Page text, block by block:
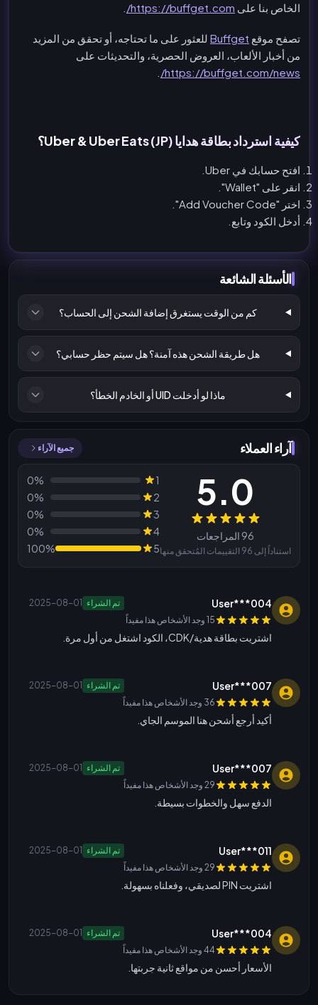
الخاص بنا على https://buffget.com/
تصفح موقع Buffget للعثور على ما تحتاجه، أو تحقق من المزيد
من أخبار الألعاب، العروض الحصرية، والتحديثات على
https://buffget.com/news/
كيفية استرداد بطاقة هدايا Uber & Uber Eats (JP)؟
افتح حسابك في Uber.
انقر على "Wallet".
اختر "Add Voucher Code".
أدخل الكود وتابع.
الأسئلة الشائعة
كم من الوقت يستغرق إضافة الشحن إلى الحساب؟
هل طريقة الشحن هذه آمنة؟ هل سيتم حظر حسابي؟
ماذا لو أدخلت UID أو الخادم الخطأ؟
آراء العملاء جميع الآراء
المراجعات
5.0
96 المراجعات
استناداً إلى 96 التقييمات المُتحقق منها
1
0%
2
0%
3
0%
4
0%
5
100%
User***004 تم الشراء 2025-08-01
15 وجد الأشخاص هذا مفيداً
اشتريت بطاقة هدية/CDK، الكود اشتغل من أول مرة.
User***007 تم الشراء 2025-08-01
36 وجد الأشخاص هذا مفيداً
أكيد أرجع أشحن هنا الموسم الجاي.
User***007 تم الشراء 2025-08-01
29 وجد الأشخاص هذا مفيداً
الدفع سهل والخطوات بسيطة.
User***011 تم الشراء 2025-08-01
29 وجد الأشخاص هذا مفيداً
اشتريت PIN لصديقي، وفعلناه بسهولة.
User***004 تم الشراء 2025-08-01
44 وجد الأشخاص هذا مفيداً
الأسعار أحسن من مواقع ثانية جربتها.